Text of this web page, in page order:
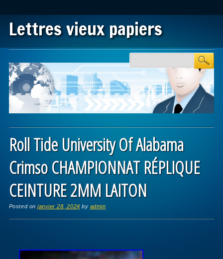
Lettres vieux papiers
Main menu
Roll Tide University Of Alabama
Crimso CHAMPIONNAT RÉPLIQUE
CEINTURE 2MM LAITON
Posted onjanvier 28, 2024 by admin